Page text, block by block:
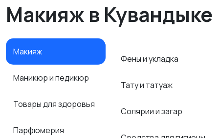
Макияж в Кувандыке
Макияж
Маникюр и педикюр
Товары для здоровья
Парфюмерия
Фены и укладка
Тату и татуаж
Солярии и загар